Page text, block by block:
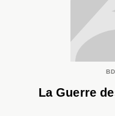
La Guerre